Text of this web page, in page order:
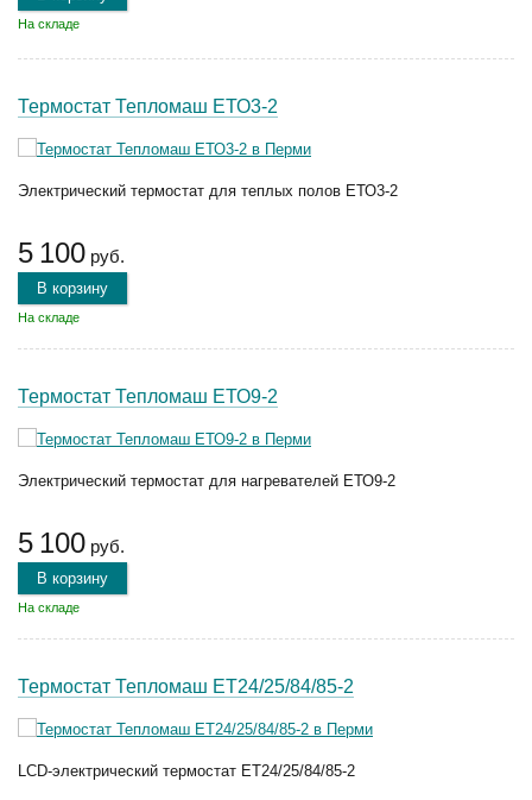
На складе
Термостат Тепломаш ЕТО3-2
Электрический термостат для теплых полов ЕТО3-2
5 100 руб.
В корзину
На складе
Термостат Тепломаш ЕТО9-2
Электрический термостат для нагревателей ЕТО9-2
5 100 руб.
В корзину
На складе
Термостат Тепломаш ЕТ24/25/84/85-2
LCD-электрический термостат ЕТ24/25/84/85-2